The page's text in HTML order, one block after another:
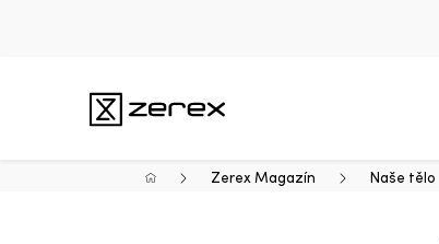
Zerex Magazín Naše tělo